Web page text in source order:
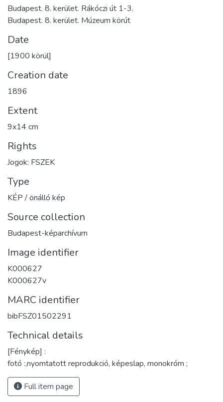
Budapest. 8. kerület. Rákóczi út 1-3.
Budapest. 8. kerület. Múzeum körút
Date
[1900 körül]
Creation date
1896
Extent
9x14 cm
Rights
Jogok: FSZEK
Type
KÉP / önálló kép
Source collection
Budapest-képarchívum
Image identifier
K000627
K000627v
MARC identifier
bibFSZ01502291
Technical details
[Fénykép] :
fotó :,nyomtatott reprodukció, képeslap, monokróm ;
Full item page